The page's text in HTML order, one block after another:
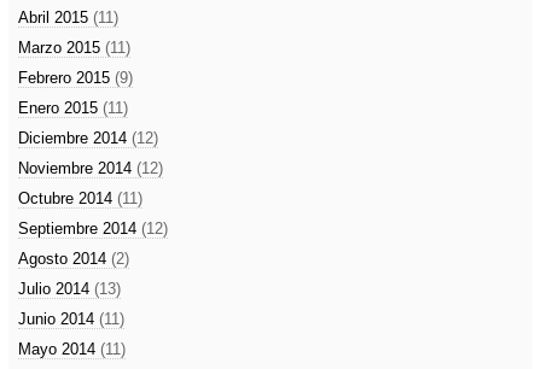
Abril 2015 (11)
Marzo 2015 (11)
Febrero 2015 (9)
Enero 2015 (11)
Diciembre 2014 (12)
Noviembre 2014 (12)
Octubre 2014 (11)
Septiembre 2014 (12)
Agosto 2014 (2)
Julio 2014 (13)
Junio 2014 (11)
Mayo 2014 (11)